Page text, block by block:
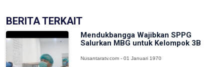
BERITA TERKAIT
Mendukbangga Wajibkan SPPG
Salurkan MBG untuk Kelompok 3B
Nusantaratv.com - 01 Januari 1970